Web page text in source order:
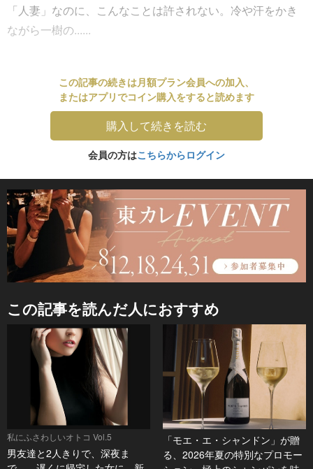
「人妻」なのに、こんなことは許されない。冷や汗をかき
ながら一樹の......
この記事の続きは月額プラン会員への加入、
またはアプリでコイン購入をすると読めます
購入して続きを読む
会員の方はこちらからログイン
この記事を読んだ人におすすめ
私にふさわしいオトコ Vol.5
男友達と2人きりで、深夜ま
「モエ・エ・シャンドン」が贈
る、2026年夏の特別なプロモー